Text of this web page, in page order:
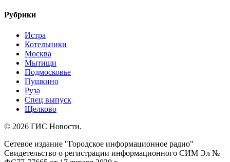
Рубрики
Истра
Котельники
Москва
Мытищи
Подмосковье
Пушкино
Руза
Спец выпуск
Щелково
© 2026 ГИС Новости.
Сетевое издание "Городское информационное радио"
Свидетельство о регистрации информационного СИМ Эл №